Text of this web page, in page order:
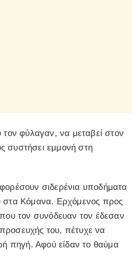
φύλαγαν, να μεταβεί στον
συστήσει εμμονή στη
σιδερένια υποδήματα
στα Κόμανα. Ερχόμενος προς
τον συνόδευαν τον έδεσαν
του, πέτυχε να
πηγή. Αφού είδαν το θαύμα